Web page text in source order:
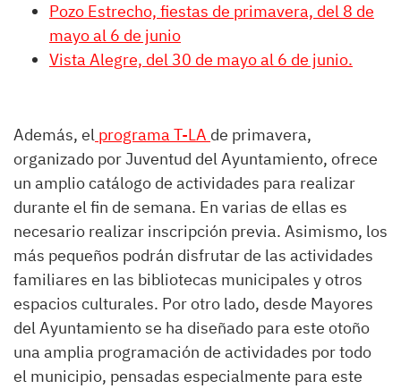
Pozo Estrecho, fiestas de primavera, del 8 de
mayo al 6 de junio
Vista Alegre, del 30 de mayo al 6 de junio.
Además, el programa T-LA de primavera,
organizado por Juventud del Ayuntamiento, ofrece
un amplio catálogo de actividades para realizar
durante el fin de semana. En varias de ellas es
necesario realizar inscripción previa. Asimismo, los
más pequeños podrán disfrutar de las actividades
familiares en las bibliotecas municipales y otros
espacios culturales. Por otro lado, desde Mayores
del Ayuntamiento se ha diseñado para este otoño
una amplia programación de actividades por todo
el municipio, pensadas especialmente para este